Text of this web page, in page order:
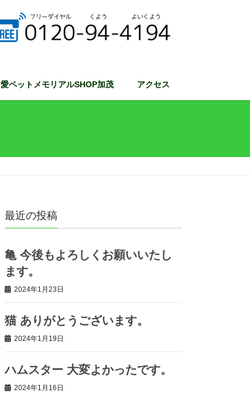
愛ペットメモリアルSHOP加茂 アクセス
最近の投稿
亀 今後もよろしくお願いいたし
ます。
2024年1月23日
猫 ありがとうございます。
2024年1月19日
ハムスター 大変よかったです。
2024年1月16日